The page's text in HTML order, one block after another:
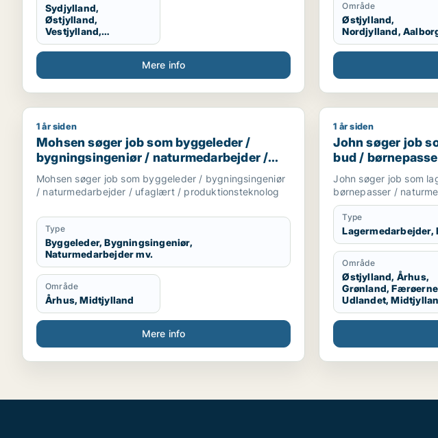
Sydjylland,
Østjylland,
Vestjylland,
Midtjylland
Mere info
Område
Østjylland,
Nordjylland,
Mohsen søger job som byggeleder / bygningsingeniør /
1 år siden
Mohsen søger job som byggeleder /
bygningsingeniør / naturmedarbejder /
ufaglært / produktionsteknolog
Mohsen søger job som byggeleder / bygningsingeniør
/ naturmedarbejder / ufaglært / produktionsteknolog
Type
Byggeleder, Bygningsingeniør,
Naturmedarbejder mv.
Område
Århus, Midtjylland
Mere info
John søger job
1 år siden
John søger job
bud /
ufaglært
John søger job som
børnepasser /
Type
Lagermedarbejder,
Område
Østjylland, Århus,
Grønland,
Udlandet,